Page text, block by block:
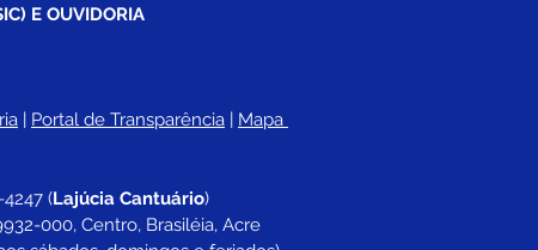
FTMEAC
E OUVIDORIA
Portal de Transparência
Mapa
4247 (Lajúcia Cantuário)
000, Centro, Brasiléia, Acre